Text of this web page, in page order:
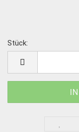
Stück: